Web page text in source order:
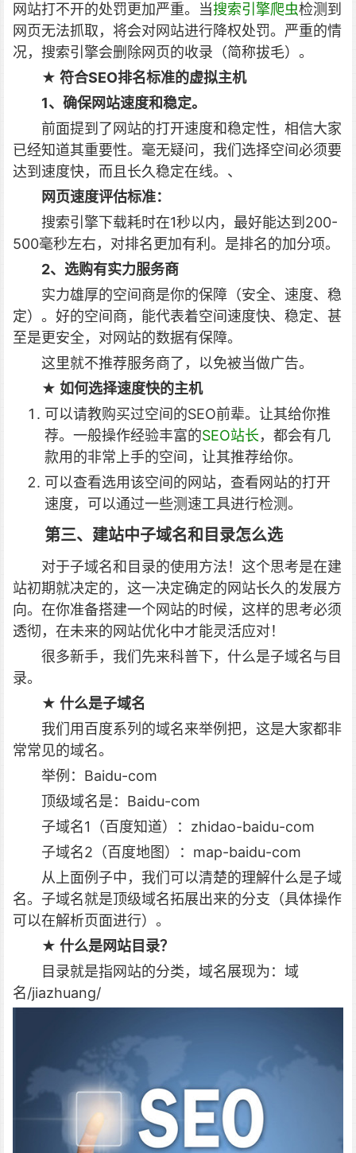
网站打不开的处罚更加严重。当搜索引擎爬虫检测到
网页无法抓取，将会对网站进行降权处罚。严重的情
况，搜索引擎会删除网页的收录（简称拔毛）。
★ 符合SEO排名标准的虚拟主机
1、确保网站速度和稳定。
前面提到了网站的打开速度和稳定性，相信大家
已经知道其重要性。毫无疑问，我们选择空间必须要
达到速度快，而且长久稳定在线。、
网页速度评估标准：
搜索引擎下载耗时在1秒以内，最好能达到200-
500毫秒左右，对排名更加有利。是排名的加分项。
2、选购有实力服务商
实力雄厚的空间商是你的保障（安全、速度、稳
定）。好的空间商，能代表着空间速度快、稳定、甚
至是更安全，对网站的数据有保障。
这里就不推荐服务商了，以免被当做广告。
★ 如何选择速度快的主机
可以请教购买过空间的SEO前辈。让其给你推
荐。一般操作经验丰富的SEO站长，都会有几
款用的非常上手的空间，让其推荐给你。
可以查看选用该空间的网站，查看网站的打开
速度，可以通过一些测速工具进行检测。
第三、建站中子域名和目录怎么选
对于子域名和目录的使用方法！这个思考是在建
站初期就决定的，这一决定确定的网站长久的发展方
向。在你准备搭建一个网站的时候，这样的思考必须
透彻，在未来的网站优化中才能灵活应对！
很多新手，我们先来科普下，什么是子域名与目
录。
★ 什么是子域名
我们用百度系列的域名来举例把，这是大家都非
常常见的域名。
举例：Baidu-com
顶级域名是：Baidu-com
子域名1（百度知道）：zhidao-baidu-com
子域名2（百度地图）：map-baidu-com
从上面例子中，我们可以清楚的理解什么是子域
名。子域名就是顶级域名拓展出来的分支（具体操作
可以在解析页面进行）。
★ 什么是网站目录？
目录就是指网站的分类， 域名展现为：域
名/jiazhuang/